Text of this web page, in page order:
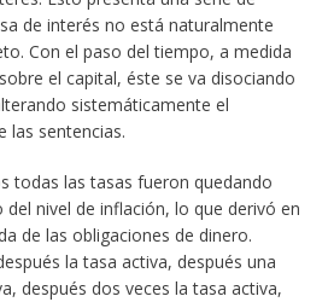
de interés no está naturalmente
Con el paso del tiempo, a medida
el capital, éste se va disociando
sistemáticamente el
las sentencias.
todas las tasas fueron quedando
nivel de inflación, lo que derivó en
de las obligaciones de dinero.
la tasa activa, después una
después dos veces la tasa activa,